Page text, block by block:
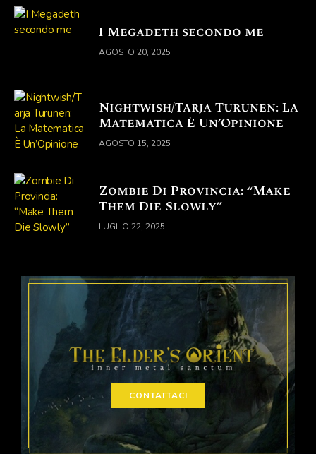
I Megadeth secondo me
AGOSTO 20, 2025
Nightwish/Tarja Turunen: La
Matematica È Un’Opinione
AGOSTO 15, 2025
Zombie Di Provincia: “Make
Them Die Slowly”
LUGLIO 22, 2025
CONTATTACI